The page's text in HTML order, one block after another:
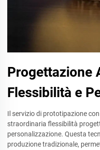
Progettazione
Flessibilità e
Il servizio di prototipazione
straordinaria flessibilità
personalizzazione. Questa
produzione tradizionale,